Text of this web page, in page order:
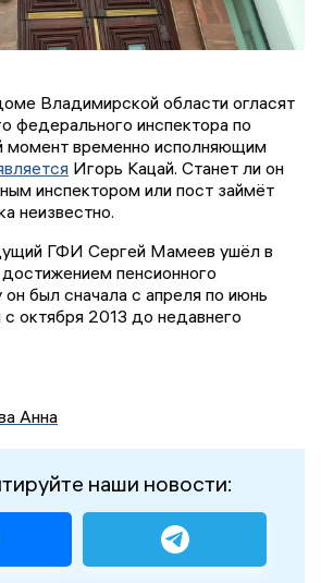
Владимирской области огласят
федерального инспектора по
момент временно исполняющим
Игорь Кацай. Станет ли он
инспектором или пост займёт
неизвестно.
ГФИ Сергей Мамеев ушёл в
пенсионного
он был сначала с апреля по июнь
октября 2013 до недавнего
Анна
наши новости: